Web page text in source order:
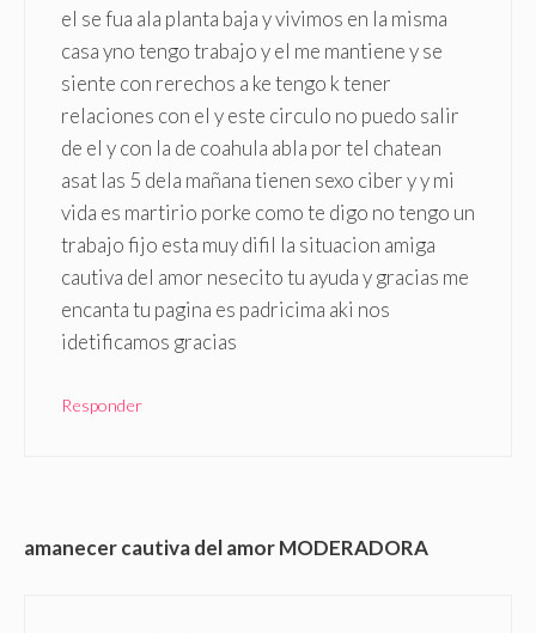
el se fua ala planta baja y vivimos en la misma
casa yno tengo trabajo y el me mantiene y se
siente con rerechos a ke tengo k tener
relaciones con el y este circulo no puedo salir
de el y con la de coahula abla por tel chatean
asat las 5 dela mañana tienen sexo ciber y y mi
vida es martirio porke como te digo no tengo un
trabajo fijo esta muy difil la situacion amiga
cautiva del amor nesecito tu ayuda y gracias me
encanta tu pagina es padricima aki nos
idetificamos gracias
Responder
amanecer cautiva del amor MODERADORA